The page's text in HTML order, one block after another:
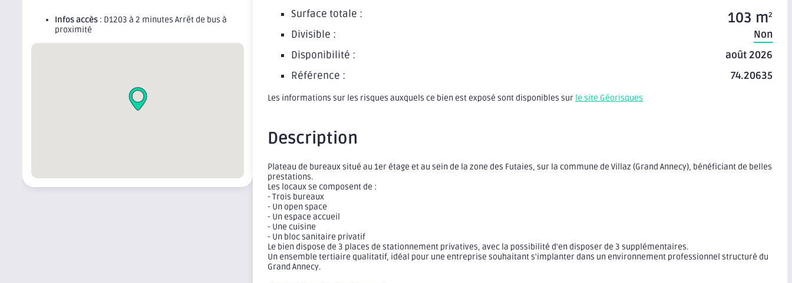
Infos accès : D1203 à 2 minutes Arrêt de bus à
proximité
Surface totale :
103 m2
Divisible :
Non
Disponibilité :
août 2026
Référence :
74.20635
Les informations sur les risques auxquels ce bien est exposé sont disponibles sur le site Géorisques
Description
Plateau de bureaux situé au 1er étage et au sein de la zone des Futaies, sur la commune de Villaz (Grand Annecy), bénéficiant de belles
prestations.
Les locaux se composent de :
- Trois bureaux
- Un open space
- Un espace accueil
- Une cuisine
- Un bloc sanitaire privatif
Le bien dispose de 3 places de stationnement privatives, avec la possibilité d'en disposer de 3 supplémentaires.
Un ensemble tertiaire qualitatif, idéal pour une entreprise souhaitant s'implanter dans un environnement professionnel structuré du
Grand Annecy.